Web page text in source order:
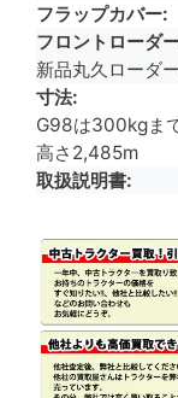
フラップカバー
フロントローダ
新品丸久ローダ
寸法
G98は300kgま
高さ2,485m
取扱説明書